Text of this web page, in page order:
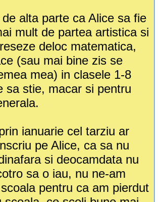
alta parte ca Alice sa fie
mult de partea artistica si
deloc matematica,
(sau mai bine zis se
mea) in clasele 1-8
sa stie, macar si pentru
ianuarie cel tarziu ar
pe Alice, ca sa nu
si deocamdata nu
sa o iau, nu ne-am
pentru ca am pierdut